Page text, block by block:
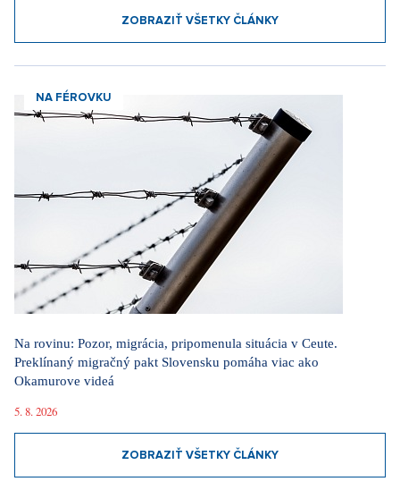
ZOBRAZIŤ VŠETKY ČLÁNKY
NA FÉROVKU
Na rovinu: Pozor, migrácia, pripomenula situácia v Ceute.
Preklínaný migračný pakt Slovensku pomáha viac ako
Okamurove videá
5. 8. 2026
ZOBRAZIŤ VŠETKY ČLÁNKY